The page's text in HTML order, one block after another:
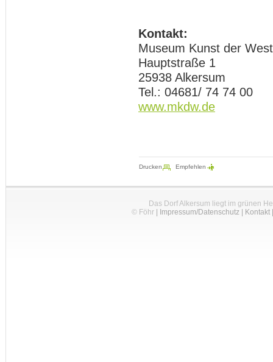
Kontakt:
Museum Kunst der
Hauptstraße 1
25938 Alkersum
Tel.: 04681/ 74 74 00
www.mkdw.de
Drucken Empfehlen
Das Dorf Alkersum liegt im grünen
© Föhr| Impressum/Datenschutz| Kontakt